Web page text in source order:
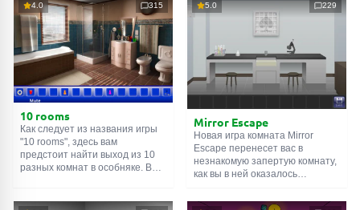
4.0 315
10 rooms
Как следует из названия игры
"10 rooms", здесь вам
предстоит найти выход из 10
разных комнат в особняке. В
их, чтобы выйти. Выход из
5.0 229
Mirror Escape
Новая игра комната Mirror
Escape перенесет вас в
незнакомую запертую комнату,
как вы в ней оказалось
смекалки попробуйте решить